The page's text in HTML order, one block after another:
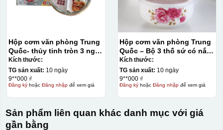
Hộp cơm văn phòng Trung
Quốc- thủy tinh tròn 3 ngăn
950ml
Kích thước:
TG sản xuất: 10 ngày
9**000 ₫
Đăng kýhoặc Đăng nhậpđể xem giá
Hộp cơm văn phòng Trung
Quốc – Bộ 3 thố sứ có nắp
đậy hút chân không
Kích thước:
TG sản xuất: 10 ngày
9**000 ₫
Đăng kýhoặc Đăng nhậpđể xem giá
Sản phẩm liên quan khác danh mục với giá
gần bằng